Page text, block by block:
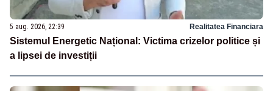
5 aug. 2026, 22:39 Realitatea Financiara
Sistemul Energetic Național: Victima crizelor politice și
a lipsei de investiții